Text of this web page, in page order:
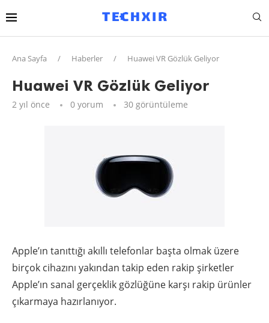
Ana Sayfa / Haberler / Huawei VR Gözlük Geliyor
Huawei VR Gözlük Geliyor
2 yıl önce 0 yorum 30 görüntüleme
Apple’ın tanıttığı akıllı telefonlar başta olmak üzere
birçok cihazını yakından takip eden rakip şirketler
Apple’ın sanal gerçeklik gözlüğüne karşı rakip ürünler
çıkarmaya hazırlanıyor.